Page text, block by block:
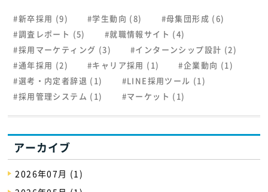
#新卒採用 (9) #学生動向 (8)
#母集団形成 (6)
#調査レポート (5)
#就職情報サイト (4)
#採用マーケティング (3)
#インターンシップ設計 (2)
#通年採用 (2)
#キャリア採用 (1)
#企業動向 (1)
#選考・内定者辞退 (1)
#LINE採用ツール (1)
#採用管理システム (1)
#マーケット (1)
アーカイブ
2026年07月 (1)